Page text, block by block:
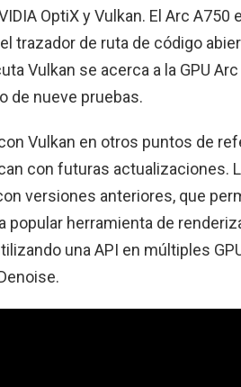
OptiX y Vulkan. El Arc A750
trazador de ruta de código
Vulkan se acerca a la GPU
de nueve pruebas.
Vulkan en otros puntos de
con futuras actualizaciones.
versiones anteriores, que
popular herramienta de
una API en múltiples